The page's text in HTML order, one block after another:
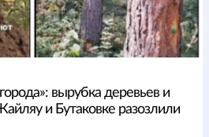
вырубка деревьев и
и Бутаковке разозлили